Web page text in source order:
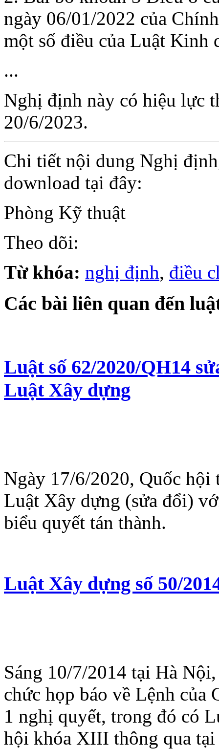
ngày 06/01/2022 của
một số điều của Luật Kinh
...
Nghị định này có hiệu lực
20/6/2023.
Chi tiết nội dung Nghị
download tại đây:
Phòng Kỹ thuật
Theo dõi:
Từ khóa: nghị định, điều
Các bài liên quan đến
Luật số 62/2020/QH14
Luật Xây dựng
Ngày 17/6/2020, Quốc hội
Luật Xây dựng (sửa đổi)
biểu quyết tán thành.
Luật Xây dựng số 50/
Sáng 10/7/2014 tại Hà
chức họp báo về Lệnh của
1 nghị quyết, trong đó có
hội khóa XIII thông qua